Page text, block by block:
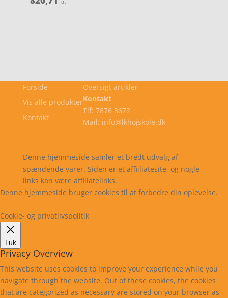
Forside
Vis alle produkter
Kontakt
Oversigt artikler
Kontakt
Tlf: 7876 8672
Mail: info@lkhojskole.dk
Denne hjemmeside samler et bredt udvalg af
spændende varer. Siden er et affiiliatesite, og nogle
links kan være affiliatelinks.
Denne hjemmeside bruger cookies til at forbedre din oplevelse.
Cookie- og privatlivspolitik
Luk
Privacy Overview
This website uses cookies to improve your experience while you
navigate through the website. Out of these cookies, the cookies
that are categorized as necessary are stored on your browser as